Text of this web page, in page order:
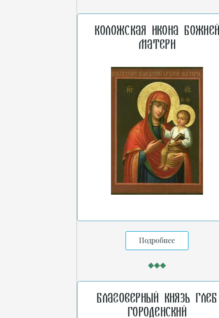
Коложская икона
Матери
Подробнее
Благоверный князь Глеб
Городенский